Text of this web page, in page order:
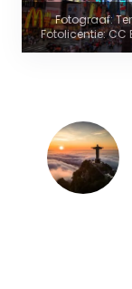
Fotograaf:
Fotolicentie: CC